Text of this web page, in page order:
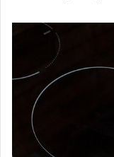
štedilnik in hladilnik
bolj priljubljen tudi
Ker je kuhinja
drugi strani pa
čim bolj učinkovito,
praktično. Držimo
pravi, da vedno
to seveda hladilnik.